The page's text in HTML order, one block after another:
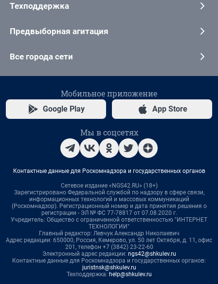
Техподдержка
Предвыборная агитация
Все города сети
Мобильное приложение
Google Play App Store
Мы в соцсетях
Контактные данные для Роскомнадзора и государственных органов
Сетевое издание «NGS42.RU» (18+)
Зарегистрировано Федеральной службой по надзору в сфере связи,
информационных технологий и массовых коммуникаций
(Роскомнадзор). Регистрационный номер и дата принятия решения о
регистрации - ЭЛ № ФС 77-78817 от 07.08.2020 г.
Учредитель: Общество с ограниченной ответственностью "ИНТЕРНЕТ
ТЕХНОЛОГИИ"
Главный редактор: Левчук Александр Николаевич
Адрес редакции: 650000, Россия, Кемерово, ул. 50 лет Октября, д. 11, офис
201, телефон +7 (3842) 23-22-60
Электронный адрес редакции: ngs42@shkulev.ru
Контактные данные для Роскомнадзора и государственных органов:
juristnsk@shkulev.ru
Техподдержка: help@shkulev.ru